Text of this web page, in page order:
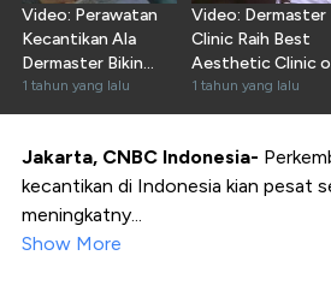
Video: Perawatan
Kecantikan Ala
Dermaster Bikin
Tampil Awet Muda
1 tahun yang lalu
Video: Dermaster
Clinic Raih Best
Aesthetic Clinic
The Year
1 tahun yang lalu
Jakarta, CNBC Indonesia-
kecantikan di Indonesia kian pesat
meningkatny...
Show More